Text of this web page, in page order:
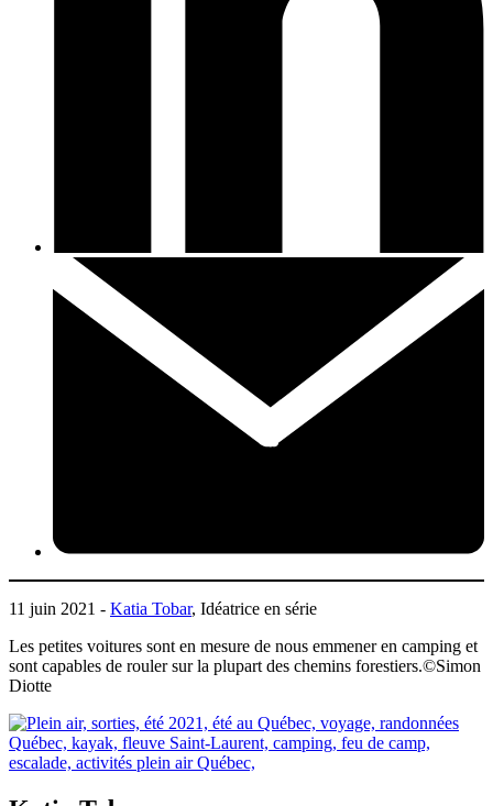
11 juin 2021 - Katia Tobar, Idéatrice en série
Les petites voitures sont en mesure de nous emmener en camping et
sont capables de rouler sur la plupart des chemins forestiers.©Simon
Diotte